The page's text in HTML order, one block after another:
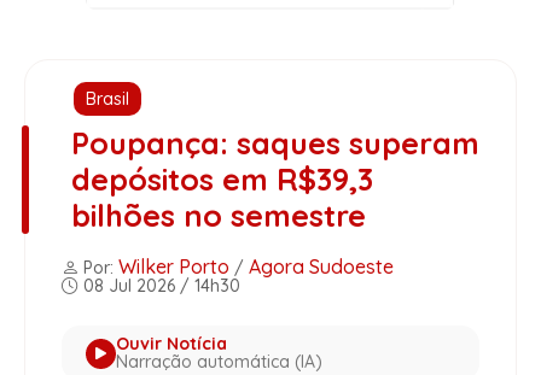
Brasil
Poupança: saques superam
depósitos em R$39,3
bilhões no semestre
Por: Wilker Porto / Agora Sudoeste
08 Jul 2026 / 14h30
Ouvir Notícia
Narração automática (IA)